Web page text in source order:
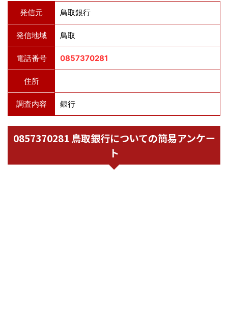
発信元 鳥取銀行
発信地域 鳥取
電話番号 0857370281
住所
調査内容 銀行
0857370281 鳥取銀行についての簡易アンケー
ト